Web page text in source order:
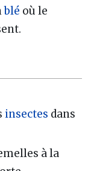
blé où le
insectes dans
à la